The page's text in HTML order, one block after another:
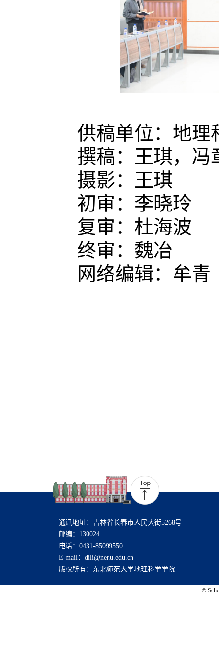
供稿单位：地理
撰稿：王琪，冯
摄影：王琪
初审：李晓玲
复审：杜海波
终审：魏冶
网络编辑：牟青
通讯地址：吉林省长春市人民大街5268号
邮编：130024
电话：0431-85099550
E-mail：dili@nenu.edu.cn
版权所有：东北师范大学地理科学学院
©